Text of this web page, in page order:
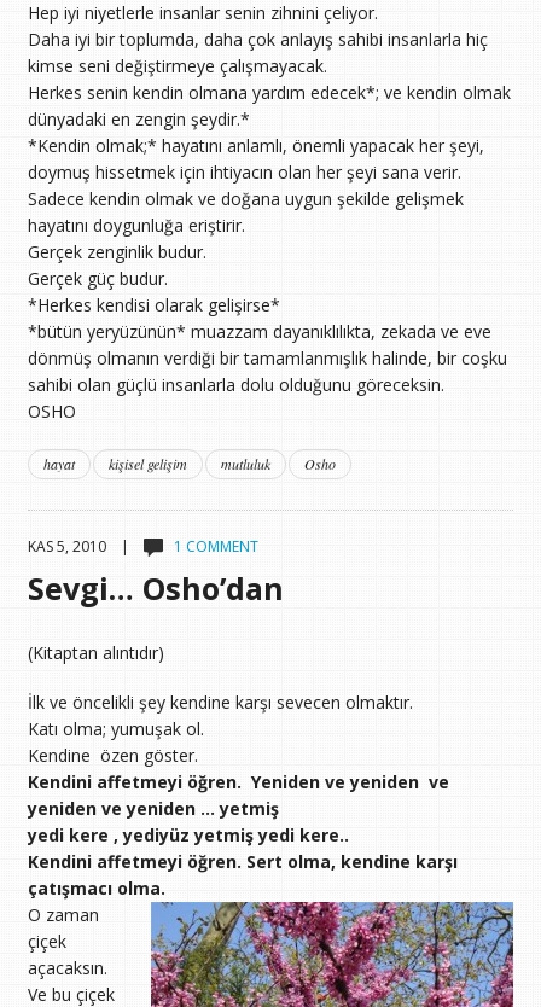
Hep iyi niyetlerle insanlar senin zihnini çeliyor.
Daha iyi bir toplumda, daha çok anlayış sahibi insanlarla hiç
kimse seni değiştirmeye çalışmayacak.
Herkes senin kendin olmana yardım edecek*; ve kendin olmak
dünyadaki en zengin şeydir.*
*Kendin olmak;* hayatını anlamlı, önemli yapacak her şeyi,
doymuş hissetmek için ihtiyacın olan her şeyi sana verir.
Sadece kendin olmak ve doğana uygun şekilde gelişmek
hayatını doygunluğa eriştirir.
Gerçek zenginlik budur.
Gerçek güç budur.
*Herkes kendisi olarak gelişirse*
*bütün yeryüzünün* muazzam dayanıklılıkta, zekada ve eve
dönmüş olmanın verdiği bir tamamlanmışlık halinde, bir coşku
sahibi olan güçlü insanlarla dolu olduğunu göreceksin.
OSHO
hayat kişisel gelişim mutluluk Osho
KAS 5, 2010 | 1 COMMENT
Sevgi… Osho’dan
(Kitaptan alıntıdır)
İlk ve öncelikli şey kendine karşı sevecen olmaktır.
Katı olma; yumuşak ol.
Kendine özen göster.
Kendini affetmeyi öğren. Yeniden ve yeniden ve
yeniden ve yeniden … yetmiş
yedi kere , yediyüz yetmiş yedi kere..
Kendini affetmeyi öğren. Sert olma, kendine karşı
çatışmacı olma.
O zaman
çiçek
açacaksın.
Ve bu çiçek